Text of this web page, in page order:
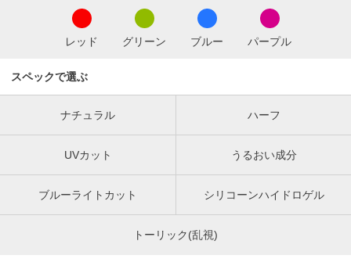
レッド グリーン ブルー パープル
スペックで選ぶ
ナチュラル ハーフ
UVカット うるおい成分
ブルーライトカット シリコーンハイドロゲル
トーリック(乱視)